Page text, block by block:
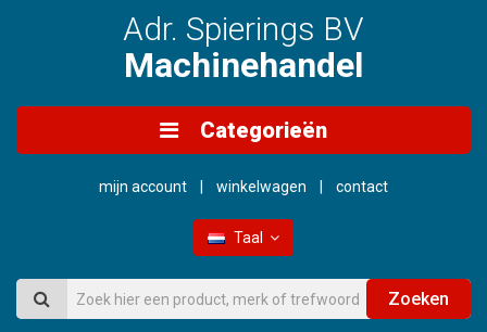
Adr. Spierings BV
Machinehandel
Categorieën
mijn account winkelwagen contact
Taal
Zoeken